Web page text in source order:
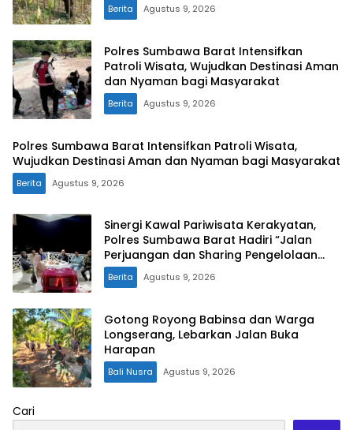
Berita Agustus 9, 2026
Polres Sumbawa Barat Intensifkan
Patroli Wisata, Wujudkan Destinasi Aman
dan Nyaman bagi Masyarakat
Berita Agustus 9, 2026
Polres Sumbawa Barat Intensifkan Patroli Wisata,
Wujudkan Destinasi Aman dan Nyaman bagi Masyarakat
Berita Agustus 9, 2026
Sinergi Kawal Pariwisata Kerakyatan,
Polres Sumbawa Barat Hadiri “Jalan
Perjuangan dan Sharing Pengelolaan
Pariwisata Bendungan Tiu Suntuk”
Berita Agustus 9, 2026
Gotong Royong Babinsa dan Warga
Longserang, Lebarkan Jalan Buka
Harapan
Bali Nusra Agustus 9, 2026
Cari